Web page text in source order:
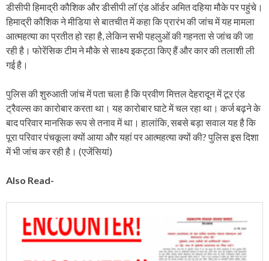
डीसीपी हिमाद्री कौशिक और डीसीपी लॉ एंड ऑर्डर अमित दहिया मौके पर पहुंचे।
हिमाद्री कौशिक ने मीडिया से बातचीत में कहा कि प्रारंभ की जांच में यह मामला
आत्महत्या का प्रतीत हो रहा है, लेकिन सभी पहलुओं की गहनता से जांच की जा
रही है। फोरेंसिक टीम ने मौके से साक्ष्य इकट्ठा किए हैं और कार की तलाशी ली
गई है।
पुलिस की शुरुआती जांच में पता चला है कि प्रवीण मित्तल देहरादून में टूर एंड
ट्रैवल्स का कारोबार करता था। यह कारोबार घाटे में चल रहा था। कर्ज बढ़ने के
बाद परिवार मानसिक रूप से तनाव में था। हालांकि, सबसे बड़ा सवाल यह है कि
पूरा परिवार पंचकूला क्यों आया और यहां पर आत्महत्या क्यों की? पुलिस इस दिशा
में भी जांच कर रही है। (एजेंसियां)
Also Read-